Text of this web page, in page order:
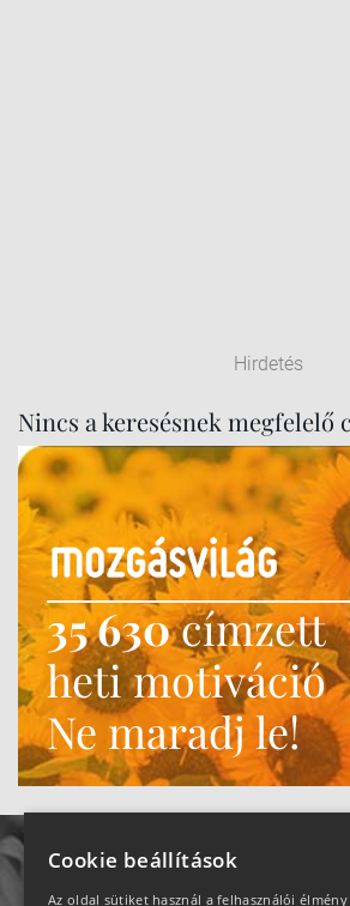
Hirdetés
Nincs a keresésnek megfelelő
35 630címzett
heti motiváció
Ne maradj le!
Cookie beállítások
Az oldal sütiket használ a felhasználói élmény